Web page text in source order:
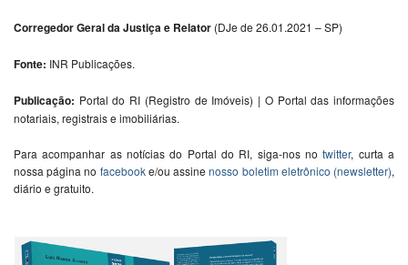
Corregedor Geral da Justiça e Relator (DJe de 26.01.2021 – SP)
Fonte: INR Publicações.
Publicação: Portal do RI (Registro de Imóveis) | O Portal das informações
notariais, registrais e imobiliárias.
Para acompanhar as notícias do Portal do RI, siga-nos notwitter, curta a
nossa página no facebooke/ou assinenosso boletim eletrônico (newsletter),
diário e gratuito.